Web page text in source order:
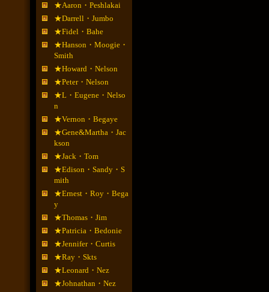
★Aaron・Peshlakai
★Darrell・Jumbo
★Fidel・Bahe
★Hanson・Moogie・
Smith
★Howard・Nelson
★Peter・Nelson
★L・Eugene・Nelso
n
★Vernon・Begaye
★Gene&Martha・Jac
kson
★Jack・Tom
★Edison・Sandy・S
mith
★Ernest・Roy・Bega
y
★Thomas・Jim
★Patricia・Bedonie
★Jennifer・Curtis
★Ray・Skts
★Leonard・Nez
★Johnathan・Nez